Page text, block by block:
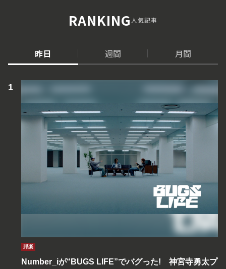
RANKING人気記事
昨日 週間 月間
邦楽
Number_iが“BUGS LIFE”でバグった! 神宮寺勇太プ